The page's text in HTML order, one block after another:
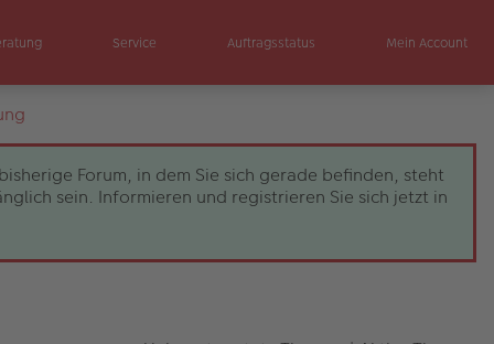
Service Auftragsstatus Mein Account
Forum, in dem Sie sich gerade befinden, steht
sein. Informieren und registrieren Sie sich jetzt in